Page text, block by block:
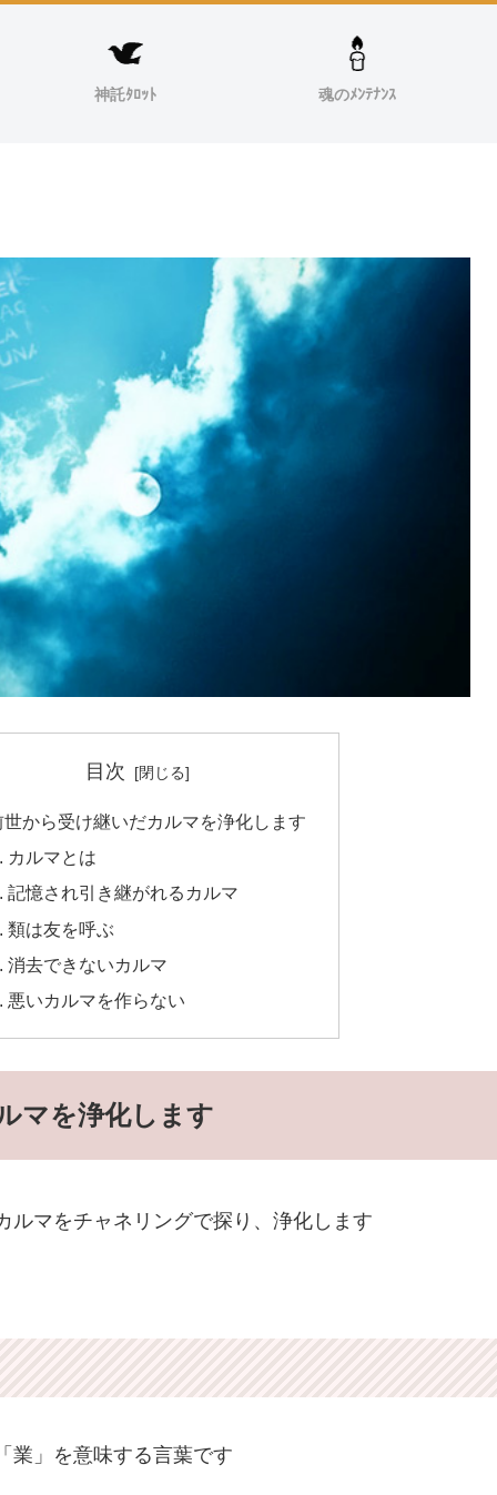
神託ﾀﾛｯﾄ 魂のﾒﾝﾃﾅﾝｽ
目次
世から受け継いだカルマを浄化します
カルマとは
記憶され引き継がれるカルマ
類は友を呼ぶ
消去できないカルマ
悪いカルマを作らない
マを浄化します
ルマをチャネリングで探り、浄化します
業」を意味する言葉です